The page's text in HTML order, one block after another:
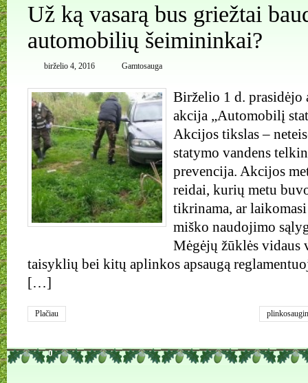
Už ką vasarą bus griežtai
automobilių šeimininkai?
birželio 4, 2016 Gamtosauga
Birželio 1 d. prasidėjo
akcija „Automobilį
Akcijos tikslas –
statymo vandens
prevencija. Akcijos
reidai, kurių metu
tikrinama, ar
miško naudojimo
Mėgėjų žūklės vidaus
taisyklių bei kitų aplinkos apsaugą
[…]
Plačiau
0